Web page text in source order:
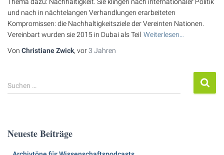
und nach in nächtelangen Verhandlungen erarbeiteten
Kompromissen: die Nachhaltigkeitsziele der Vereinten Nationen.
Vereinbart wurden sie 2015 in Dubai als Teil Weiterlesen…
Von Christiane Zwick, vor3 Jahren
S
u
n
Suchen …
Neueste Beiträge